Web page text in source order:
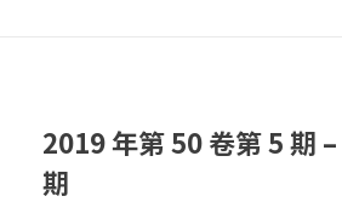
2019 年第 50 卷第 5 期
期